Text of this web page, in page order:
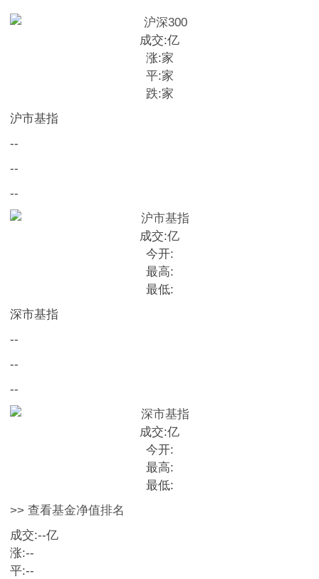
成交:亿
涨:家
平:家
跌:家
沪市基指
--
--
--
成交:亿
今开:
最高:
最低:
深市基指
--
--
--
成交:亿
今开:
最高:
最低:
>> 查看基金净值排名
成交:--亿
涨:--
平:--